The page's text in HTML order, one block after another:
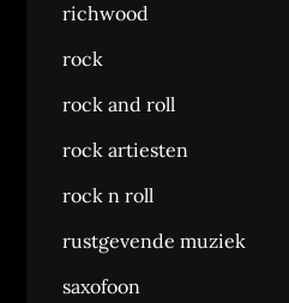
richwood
rock
rock and roll
rock artiesten
rock n roll
rustgevende muziek
saxofoon